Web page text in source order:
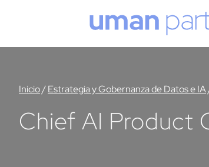
Inicio/Estrategia y Gobernanza de Datos e IA
Chief AI Product